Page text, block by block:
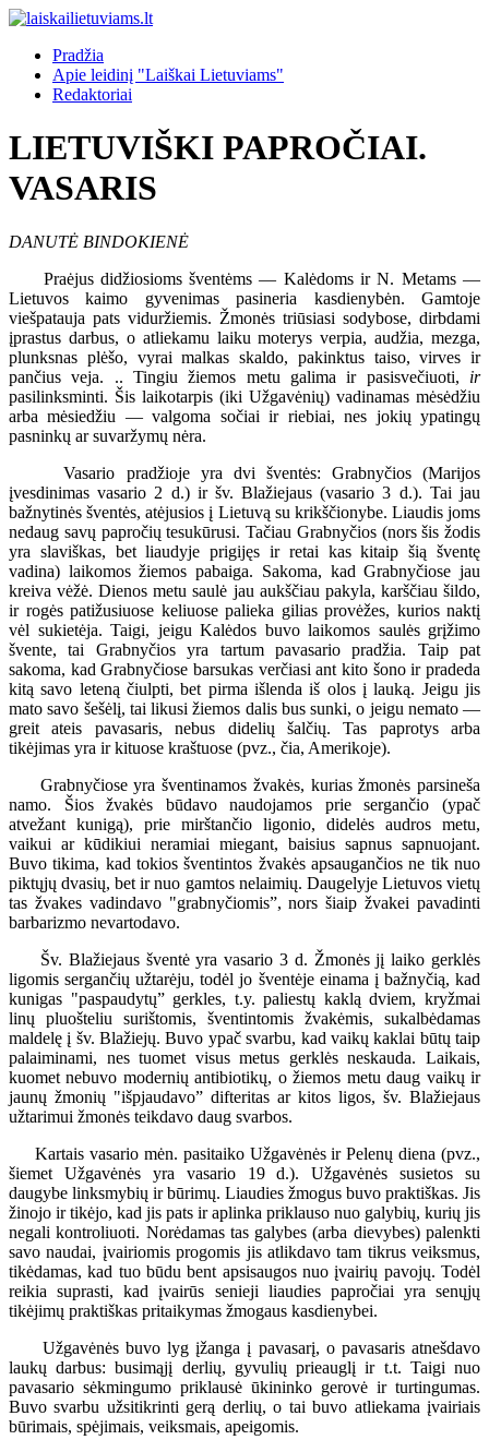
Pradžia
Apie leidinį "Laiškai Lietuviams"
Redaktoriai
LIETUVIŠKI PAPROČIAI.
VASARIS
DANUTĖ BINDOKIENĖ
Praėjus didžiosioms šventėms — Kalėdoms ir N. Metams —
Lietuvos kaimo gyvenimas pasineria kasdienybėn. Gamtoje
viešpatauja pats viduržiemis. Žmonės triūsiasi sodybose, dirbdami
įprastus darbus, o atliekamu laiku moterys verpia, audžia, mezga,
plunksnas plėšo, vyrai malkas skaldo, pakinktus taiso, virves ir
pančius veja. .. Tingiu žiemos metu galima ir pasisvečiuoti, ir
pasilinksminti. Šis laikotarpis (iki Užgavėnių) vadinamas mėsėdžiu
arba mėsiedžiu — valgoma sočiai ir riebiai, nes jokių ypatingų
pasninkų ar suvaržymų nėra.
Vasario pradžioje yra dvi šventės: Grabnyčios (Marijos
įvesdinimas vasario 2 d.) ir šv. Blažiejaus (vasario 3 d.). Tai jau
bažnytinės šventės, atėjusios į Lietuvą su krikščionybe. Liaudis joms
nedaug savų papročių tesukūrusi. Tačiau Grabnyčios (nors šis žodis
yra slaviškas, bet liaudyje prigijęs ir retai kas kitaip šią šventę
vadina) laikomos žiemos pabaiga. Sakoma, kad Grabnyčiose jau
kreiva vėžė. Dienos metu saulė jau aukščiau pakyla, karščiau šildo,
ir rogės patižusiuose keliuose palieka gilias provėžes, kurios naktį
vėl sukietėja. Taigi, jeigu Kalėdos buvo laikomos saulės grįžimo
švente, tai Grabnyčios yra tartum pavasario pradžia. Taip pat
sakoma, kad Grabnyčiose barsukas verčiasi ant kito šono ir pradeda
kitą savo leteną čiulpti, bet pirma išlenda iš olos į lauką. Jeigu jis
mato savo šešėlį, tai likusi žiemos dalis bus sunki, o jeigu nemato —
greit ateis pavasaris, nebus didelių šalčių. Tas paprotys arba
tikėjimas yra ir kituose kraštuose (pvz., čia, Amerikoje).
Grabnyčiose yra šventinamos žvakės, kurias žmonės parsineša
namo. Šios žvakės būdavo naudojamos prie sergančio (ypač
atvežant kunigą), prie mirštančio ligonio, didelės audros metu,
vaikui ar kūdikiui neramiai miegant, baisius sapnus sapnuojant.
Buvo tikima, kad tokios šventintos žvakės apsaugančios ne tik nuo
piktųjų dvasių, bet ir nuo gamtos nelaimių. Daugelyje Lietuvos vietų
tas žvakes vadindavo "grabnyčiomis”, nors šiaip žvakei pavadinti
barbarizmo nevartodavo.
Šv. Blažiejaus šventė yra vasario 3 d. Žmonės jį laiko gerklės
ligomis sergančių užtarėju, todėl jo šventėje einama į bažnyčią, kad
kunigas "paspaudytų” gerkles, t.y. paliestų kaklą dviem, kryžmai
linų pluošteliu surištomis, šventintomis žvakėmis, sukalbėdamas
maldelę į šv. Blažiejų. Buvo ypač svarbu, kad vaikų kaklai būtų taip
palaiminami, nes tuomet visus metus gerklės neskauda. Laikais,
kuomet nebuvo modernių antibiotikų, o žiemos metu daug vaikų ir
jaunų žmonių "išpjaudavo” difteritas ar kitos ligos, šv. Blažiejaus
užtarimui žmonės teikdavo daug svarbos.
Kartais vasario mėn. pasitaiko Užgavėnės ir Pelenų diena (pvz.,
šiemet Užgavėnės yra vasario 19 d.). Užgavėnės susietos su
daugybe linksmybių ir būrimų. Liaudies žmogus buvo praktiškas. Jis
žinojo ir tikėjo, kad jis pats ir aplinka priklauso nuo galybių, kurių jis
negali kontroliuoti. Norėdamas tas galybes (arba dievybes) palenkti
savo naudai, įvairiomis progomis jis atlikdavo tam tikrus veiksmus,
tikėdamas, kad tuo būdu bent apsisaugos nuo įvairių pavojų. Todėl
reikia suprasti, kad įvairūs senieji liaudies papročiai yra senųjų
tikėjimų praktiškas pritaikymas žmogaus kasdienybei.
Užgavėnės buvo lyg įžanga į pavasarį, o pavasaris atnešdavo
laukų darbus: busimąjį derlių, gyvulių prieauglį ir t.t. Taigi nuo
pavasario sėkmingumo priklausė ūkininko gerovė ir turtingumas.
Buvo svarbu užsitikrinti gerą derlių, o tai buvo atliekama įvairiais
būrimais, spėjimais, veiksmais, apeigomis.